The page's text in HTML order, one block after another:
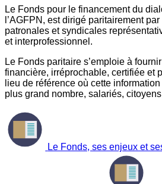
Le Fonds pour le financement du
l’AGFPN, est dirigé paritairement
patronales et syndicales
et interprofessionnel.
Le Fonds paritaire s’emploie à
financière, irréprochable, certifiée et
lieu de référence où cette
plus grand nombre, salariés,
Le Fonds, ses enjeux et